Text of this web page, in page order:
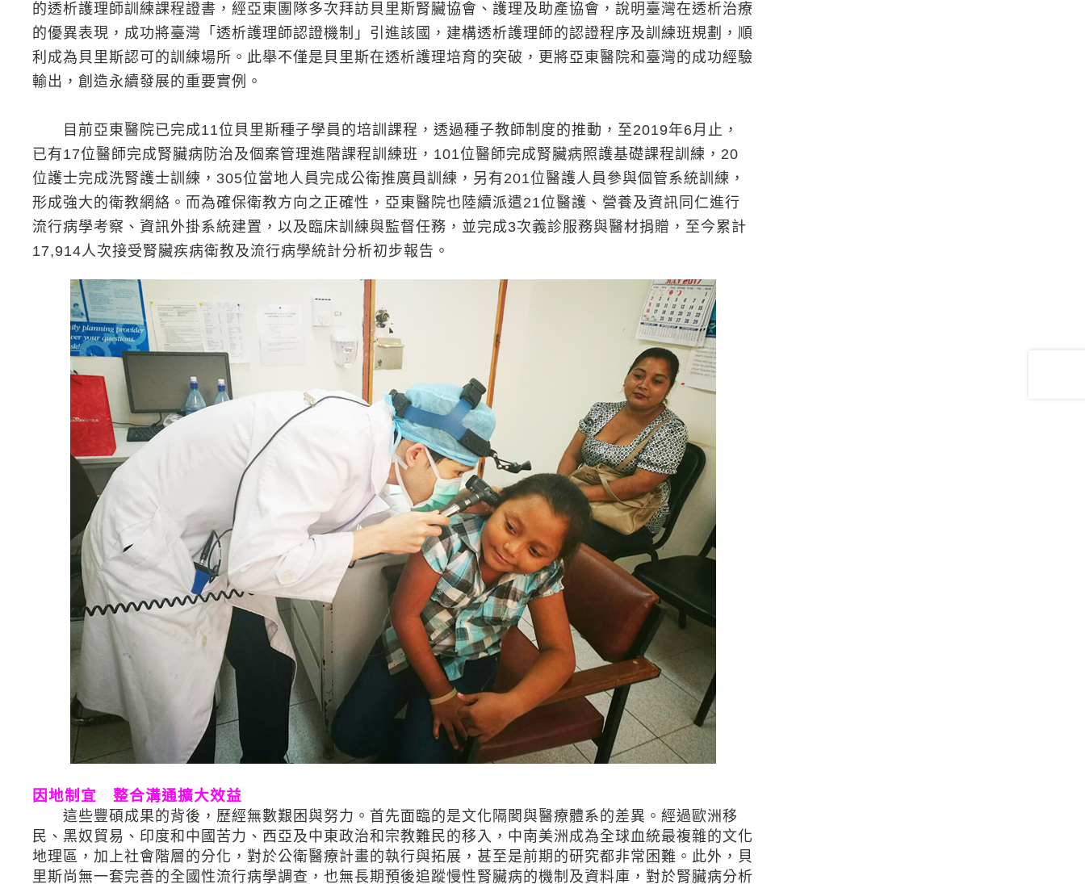
的透析護理師訓練課程證書，經亞東團隊多次拜訪貝里斯腎臟協會、護理及助產協會，說明臺灣在透析治療
的優異表現，成功將臺灣「透析護理師認證機制」引進該國，建構透析護理師的認證程序及訓練班規劃，順
利成為貝里斯認可的訓練場所。此舉不僅是貝里斯在透析護理培育的突破，更將亞東醫院和臺灣的成功經驗
輸出，創造永續發展的重要實例。
目前亞東醫院已完成11位貝里斯種子學員的培訓課程，透過種子教師制度的推動，至2019年6月止，
已有17位醫師完成腎臟病防治及個案管理進階課程訓練班，101位醫師完成腎臟病照護基礎課程訓練，20
位護士完成洗腎護士訓練，305位當地人員完成公衛推廣員訓練，另有201位醫護人員參與個管系統訓練，
形成強大的衛教網絡。而為確保衛教方向之正確性，亞東醫院也陸續派遣21位醫護、營養及資訊同仁進行
流行病學考察、資訊外掛系統建置，以及臨床訓練與監督任務，並完成3次義診服務與醫材捐贈，至今累計
17,914人次接受腎臟疾病衛教及流行病學統計分析初步報告。
因地制宜 整合溝通擴大效益
這些豐碩成果的背後，歷經無數艱困與努力。首先面臨的是文化隔閡與醫療體系的差異。經過歐洲移
民、黑奴貿易、印度和中國苦力、西亞及中東政治和宗教難民的移入，中南美洲成為全球血統最複雜的文化
地理區，加上社會階層的分化，對於公衛醫療計畫的執行與拓展，甚至是前期的研究都非常困難。此外，貝
里斯尚無一套完善的全國性流行病學調查，也無長期預後追蹤慢性腎臟病的機制及資料庫，對於腎臟病分析